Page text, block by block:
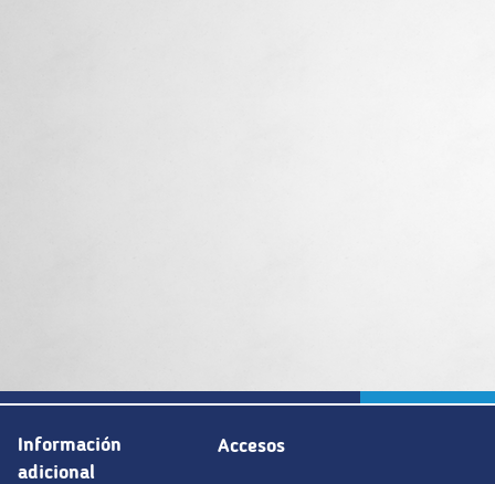
Información
adicional
Accesos